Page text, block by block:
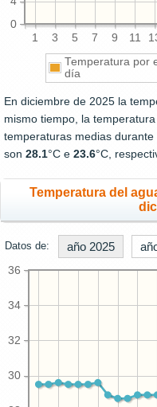
1 3 5 7 9 11
0
Temperatura por
día
En diciembre de 2025 la
mismo tiempo, la
temperaturas medias
son 28.1°C e 23.6°C,
Temperatura del
Datos de: año 2025
30
32
34
36